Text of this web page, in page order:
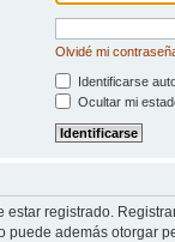
Olvidé mi
Identificarse
Ocultar mi
estar registrado.
puede además otorgar